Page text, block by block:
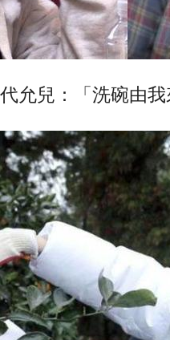
允兒：「洗碗由我